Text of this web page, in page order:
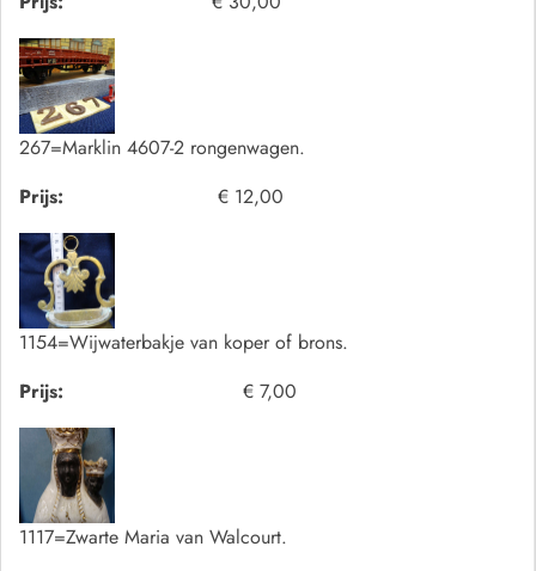
267=Marklin 4607-2 rongenwagen.
Prijs:
€ 12,00
1154=Wijwaterbakje van koper of brons.
Prijs:
€ 7,00
1117=Zwarte Maria van Walcourt.